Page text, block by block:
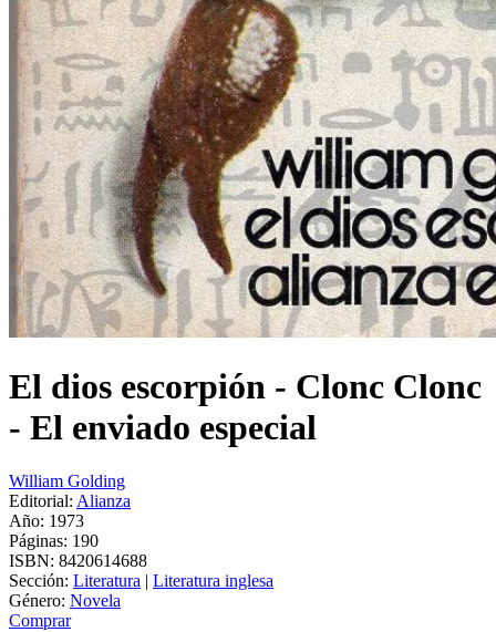
El dios escorpión - Clonc Clonc
- El enviado especial
William Golding
Editorial: Alianza
Año: 1973
Páginas: 190
ISBN: 8420614688
Sección: Literatura | Literatura inglesa
Género: Novela
Comprar